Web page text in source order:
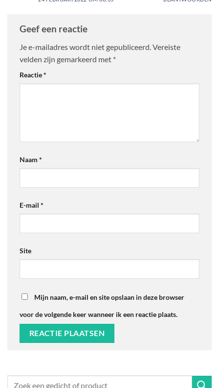
Geef een reactie
Je e-mailadres wordt niet gepubliceerd.Vereiste
velden zijn gemarkeerd met *
Reactie*
Naam *
E-mail *
Site
Mijn naam, e-mail en site opslaan in deze browser
voor de volgende keer wanneer ik een reactie plaats.